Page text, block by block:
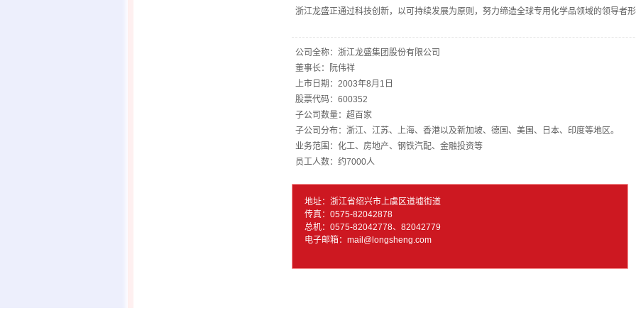
浙江龙盛正通过科技创新，以可持续发展为原则，努力缔造全球专用化学品领域的领导者
公司全称：浙江龙盛集团股份有限公司
董事长：阮伟祥
上市日期：2003年8月1日
股票代码：600352
子公司数量：超百家
子公司分布：浙江、江苏、上海、香港以及新加坡、德国、美国、日本、印度等地区。
业务范围：化工、房地产、钢铁汽配、金融投资等
员工人数：约7000人
地址：浙江省绍兴市上虞区道墟街道
传真：0575-82042878
总机：0575-82042778、82042779
电子邮箱：mail@longsheng.com